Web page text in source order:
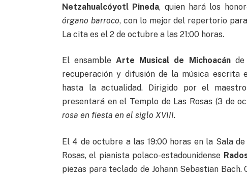
Netzahualcóyotl Pineda, quien hará los
órgano barroco, con lo mejor del repertorio
La cita es el 2 de octubre a las 21:00 horas.
El ensambleArte Musical de Michoacánde
recuperación y difusión de la música escrita
hasta la actualidad. Dirigido por el
presentará en el Templo de Las Rosas (3 de
rosa en fiesta en el siglo XVIII.
El 4 de octubre a las 19:00 horas en la Sala
Rosas, el pianista polaco-estadounidense
piezas para teclado de Johann Sebastian